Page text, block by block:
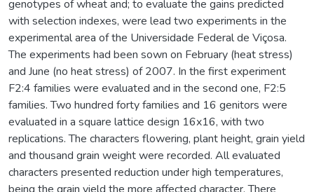
genotypes of wheat and; to evaluate the gains predicted
with selection indexes, were lead two experiments in the
experimental area of the Universidade Federal de Viçosa.
The experiments had been sown on February (heat stress)
and June (no heat stress) of 2007. In the first experiment
F2:4 families were evaluated and in the second one, F2:5
families. Two hundred forty families and 16 genitors were
evaluated in a square lattice design 16x16, with two
replications. The characters flowering, plant height, grain yield
and thousand grain weight were recorded. All evaluated
characters presented reduction under high temperatures,